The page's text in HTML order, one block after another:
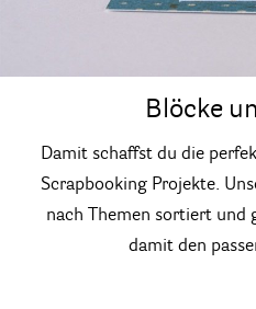
Blöcke
Damit schaffst du die
Scrapbooking Projekte.
nach Themen sortiert und
damit den